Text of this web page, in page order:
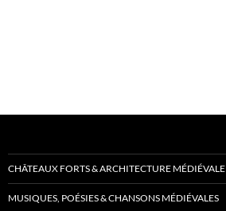
CHÂTEAUX FORTS & ARCHITECTURE MÉDIÉVALE
MUSIQUES, POÉSIES & CHANSONS MÉDIÉVALES